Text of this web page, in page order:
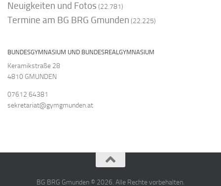
Neuigkeiten und Fotos (22.781)
Termine am BG BRG Gmunden (22.225)
BUNDESGYMNASIUM UND BUNDESREALGYMNASIUM
Keramikstraße 28
4810 GMUNDEN
07612 64381
sekretariat@gymgmunden.at
BG BRG Gmunden © 2026. Alle Rechte vorbehalten.